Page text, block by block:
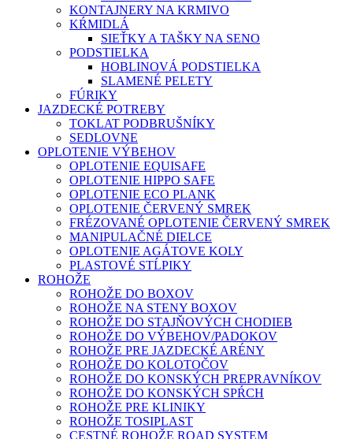
KONTAJNERY NA KRMIVO
KŔMIDLÁ
SIEŤKY A TAŠKY NA SENO
PODSTIELKA
HOBLINOVÁ PODSTIELKA
SLAMENÉ PELETY
FÚRIKY
JAZDECKÉ POTREBY
TOKLAT PODBRUŠNÍKY
SEDLOVNE
OPLOTENIE VÝBEHOV
OPLOTENIE EQUISAFE
OPLOTENIE HIPPO SAFE
OPLOTENIE ECO PLANK
OPLOTENIE ČERVENÝ SMREK
FRÉZOVANÉ OPLOTENIE ČERVENÝ SMREK
MANIPULAČNÉ DIELCE
OPLOTENIE AGÁTOVE KOLY
PLASTOVÉ STĹPIKY
ROHOŽE
ROHOŽE DO BOXOV
ROHOŽE NA STENY BOXOV
ROHOŽE DO STAJŇOVÝCH CHODIEB
ROHOŽE DO VÝBEHOV/PADOKOV
ROHOŽE PRE JAZDECKÉ ARÉNY
ROHOŽE DO KOLOTOČOV
ROHOŽE DO KONSKÝCH PREPRAVNÍKOV
ROHOŽE DO KONSKÝCH SPŔCH
ROHOŽE PRE KLINIKY
ROHOŽE TOSIPLAST
CESTNÉ ROHOŽE ROAD SYSTEM